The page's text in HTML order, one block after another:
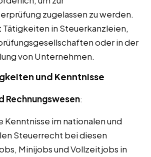
zugelassen zu werden.
Tätigkeiten in Steuerkanzleien,
oder in der
von Unternehmen.
und Kenntnisse
Rechnungswesen:
Kenntnisse im nationalen und
Steuerrecht bei diesen
Minijobs und Vollzeitjobs in